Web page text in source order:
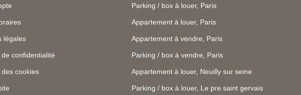
légales
de confidentialité
des cookies
Parking / box à louer, Paris
Appartement à louer, Paris
Appartement à vendre, Paris
Parking / box à vendre, Paris
Appartement à louer, Neuilly sur seine
Parking / box à louer, Le pre saint gervais